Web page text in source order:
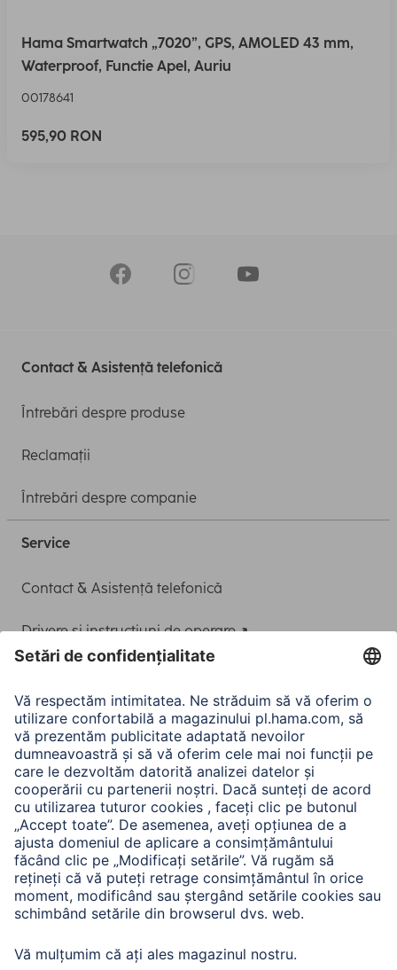
Hama Smartwatch „7020”, GPS, AMOLED 43 mm,
Waterproof, Functie Apel, Auriu
00178641
595,90 RON
Contact & Asistență telefonică
Întrebări despre produse
Reclamații
Întrebări despre companie
Service
Contact & Asistență telefonică
Drivere și instrucțiuni de operare
A.N.P.C.
A.N.P.C. SAL
Companie
Istoria companiei
Hama Mondial